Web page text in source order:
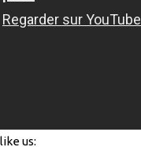
us: